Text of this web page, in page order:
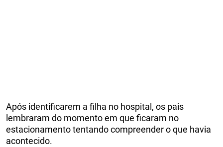
Após identificarem a filha no hospital, os pais
lembraram do momento em que ficaram no
estacionamento tentando compreender o que havia
acontecido.